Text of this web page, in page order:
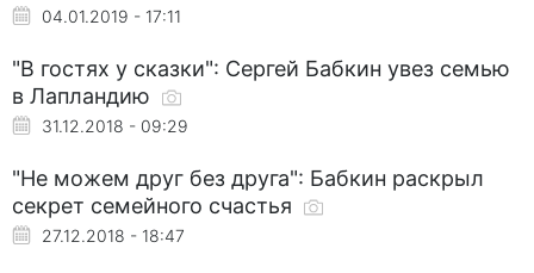
04.01.2019 - 17:11
"В гостях у сказки": Сергей Бабкин увез семью
в Лапландию
31.12.2018 - 09:29
"Не можем друг без друга": Бабкин раскрыл
секрет семейного счастья
27.12.2018 - 18:47